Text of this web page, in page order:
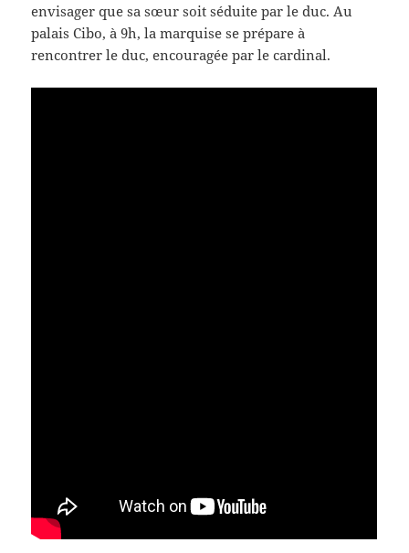
envisager que sa sœur soit séduite par le duc. Au
palais Cibo, à 9h, la marquise se prépare à
rencontrer le duc, encouragée par le cardinal.